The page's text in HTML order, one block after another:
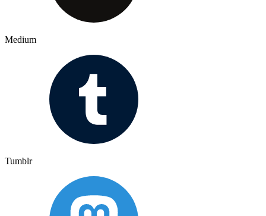
Medium
Tumblr